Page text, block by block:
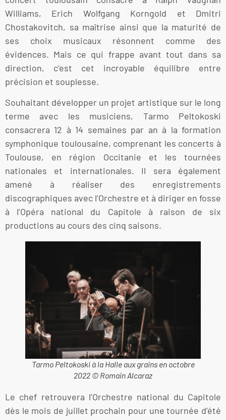
Williams, Erich Wolfgang Korngold et Dmitri
Chostakovitch, sa maîtrise ainsi que la maturité de
ses choix musicaux résonnent comme des
évidences. Mais ce qui frappe avant tout dans sa
direction, c’est cet incroyable équilibre entre
précision et souplesse.
Souhaitant développer un projet artistique sur le long
terme avec les musiciens, Tarmo Peltokoski
consacrera 12 à 14 semaines par an à la formation
symphonique toulousaine, comprenant les concerts à
Toulouse, en région Occitanie et les tournées
nationales et internationales. Il sera également
amené à réaliser des enregistrements
discographiques avec l’Orchestre et à diriger en fosse
à l’Opéra national du Capitole à raison de six
productions au cours des cinq saisons.
Tarmo Peltokoski à la Halle aux grains en octobre
2022 © Romain Alcaraz
Le chef retrouvera l’Orchestre national du Capitole
dès le mois de juillet prochain pour une tournée d’été